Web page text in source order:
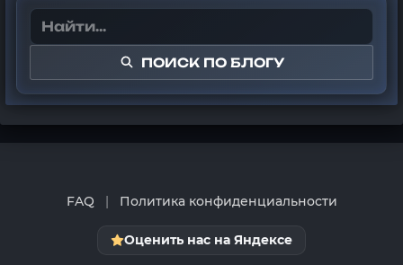
ПОИСК ПО БЛОГУ
FAQ | Политика конфиденциальности
Оценить нас на Яндексе